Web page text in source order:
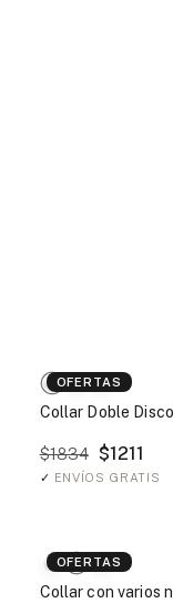
OFERTAS
Collar Doble
$1834 $1211
✓ ENVÍOS GRATIS
OFERTAS
Collar con varios